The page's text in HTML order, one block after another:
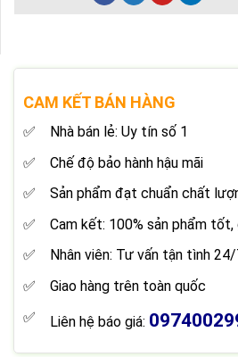
CAM KẾT BÁN HÀNG
Nhà bán lẻ: Uy tín số 1
Chế độ bảo hành hậu mãi
Sản phẩm đạt chuẩn chất
Cam kết: 100% sản phẩm
Nhân viên: Tư vấn tận tình
Giao hàng trên toàn quốc
Liên hệ báo giá: